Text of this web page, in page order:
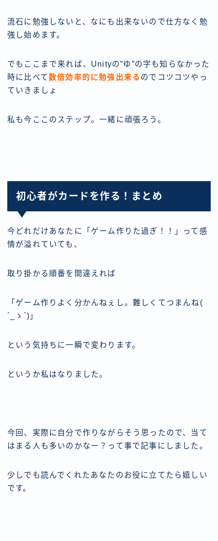
流石に勉強しないと、なにも出来ないので仕方なく勉
強し始めます。
でもここまで来れば、Unityの”ゆ”の字も知らなかった
時に比べて数倍効率的に勉強出来る のでコツコツやっ
ていきましょ
私も今ここのステップ。一緒に頑張ろう。
初心者がカードを作る！まとめ
今どれだけあなたに「ゲーム作りた過ぎ！！」って感
情が溢れていても、
取り掛かる順番を間違えれば
「ゲーム作りよく分かんねぇし。難しくてつまんね(
´_ゝ`)」
という気持ちに一瞬で変わります。
というか私はなりました。
今回、実際に自分で作りながらそう思ったので、当て
はまる人も多いのかなー？って事で記事にしました。
少しでも読んでくれたあなたのお役に立てたら嬉しい
です。